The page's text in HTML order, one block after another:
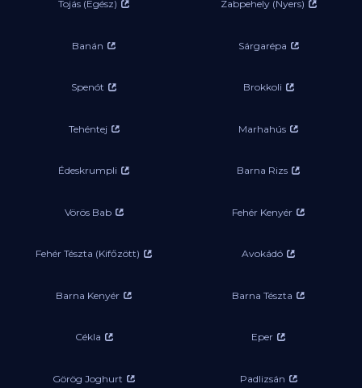
Tojás (Egész) Zabpehely (Nyers)
Banán Sárgarépa
Spenót Brokkoli
Tehéntej Marhahús
Édeskrumpli Barna Rizs
Vörös Bab Fehér Kenyér
Fehér Tészta (Kifőzött) Avokádó
Barna Kenyér Barna Tészta
Cékla Eper
Görög Joghurt Padlizsán